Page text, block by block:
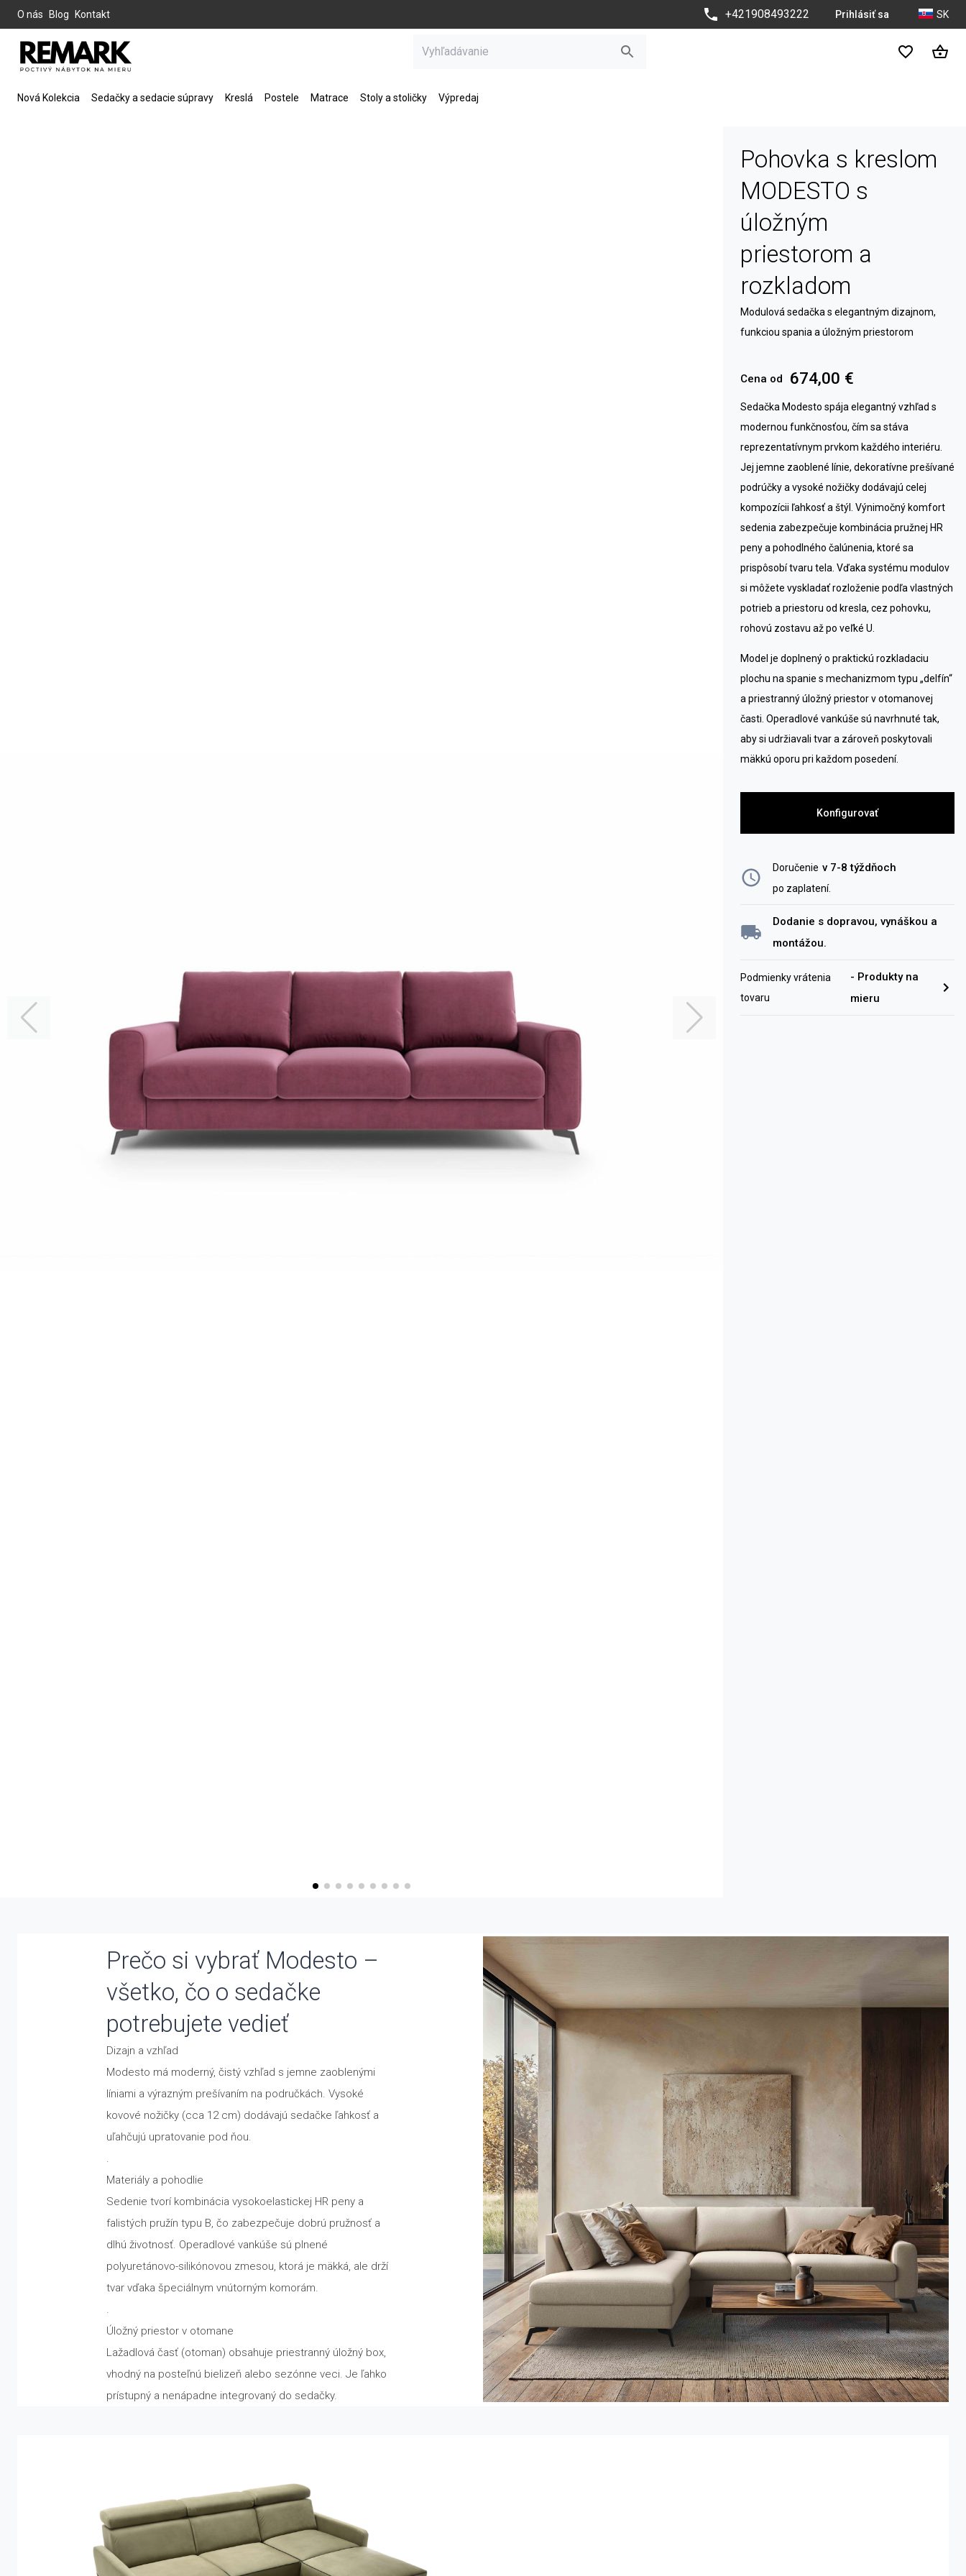
O nás Blog Kontakt +421908493222 Prihlásiť sa SK
Nová Kolekcia Sedačky a sedacie súpravy Kreslá Postele Matrace Stoly a stoličky Výpredaj
Pohovka s kreslom
MODESTO s
úložným
priestorom a
rozkladom
Modulová sedačka s elegantným dizajnom,
funkciou spania a úložným priestorom
Cena od 674,00 €
Sedačka Modesto spája elegantný vzhľad s
modernou funkčnosťou, čím sa stáva
reprezentatívnym prvkom každého interiéru.
Jej jemne zaoblené línie, dekoratívne prešívané
podrúčky a vysoké nožičky dodávajú celej
kompozícii ľahkosť a štýl. Výnimočný komfort
sedenia zabezpečuje kombinácia pružnej HR
peny a pohodlného čalúnenia, ktoré sa
prispôsobí tvaru tela. Vďaka systému modulov
si môžete vyskladať rozloženie podľa vlastných
potrieb a priestoru od kresla, cez pohovku,
rohovú zostavu až po veľké U.
Model je doplnený o praktickú rozkladaciu
plochu na spanie s mechanizmom typu „delfín“
a priestranný úložný priestor v otomanovej
časti. Operadlové vankúše sú navrhnuté tak,
aby si udržiavali tvar a zároveň poskytovali
mäkkú oporu pri každom posedení.
Konfigurovať
Doručenie v 7-8 týždňoch
po zaplatení.
Dodanie s dopravou, vynáškou a
montážou.
Podmienky vrátenia
tovaru
- Produkty na
mieru
Prečo si vybrať Modesto –
všetko, čo o sedačke
potrebujete vedieť
Dizajn a vzhľad
Modesto má moderný, čistý vzhľad s jemne zaoblenými
líniami a výrazným prešívaním na područkách. Vysoké
kovové nožičky (cca 12 cm) dodávajú sedačke ľahkosť a
uľahčujú upratovanie pod ňou.
.
Materiály a pohodlie
Sedenie tvorí kombinácia vysokoelastickej HR peny a
falistých pružín typu B, čo zabezpečuje dobrú pružnosť a
dlhú životnosť. Operadlové vankúše sú plnené
polyuretánovo-silikónovou zmesou, ktorá je mäkká, ale drží
tvar vďaka špeciálnym vnútorným komorám.
.
Úložný priestor v otomane
Lažadlová časť (otoman) obsahuje priestranný úložný box,
vhodný na posteľnú bielizeň alebo sezónne veci. Je ľahko
prístupný a nenápadne integrovaný do sedačky.